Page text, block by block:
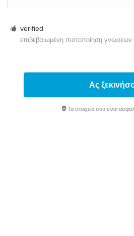
verified
επιβεβαιωμένη πιστοποίηση γνώσεων
Ας
Τα στοιχεία σου είναι